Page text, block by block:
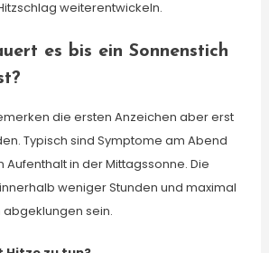
weiterentwickeln.
es bis ein Sonnenstich
die ersten Anzeichen aber erst
Typisch sind Symptome am Abend
in der Mittagssonne. Die
weniger Stunden und maximal
sein.